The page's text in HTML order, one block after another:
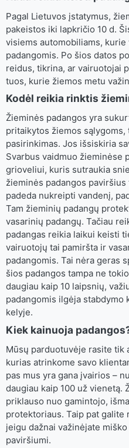
Pagal Lietuvos įstatymus,
pakeistos iki lapkričio 10 d.
visiems automobiliams,
padangomis. Po šios datos
reidus, tikrina, ar vairuotojai
tuos, kurie žiemos metu
Kodėl reikia rinktis
Žieminės padangos yra
pritaikytos žiemos
pasirinkimas. Jos išsiskiria
Svarbus vaidmuo žieminėse
grioveliui, kuris sutraukia
žieminės padangos
padeda nukreipti vandenį,
Tam žieminių padangų
vasarinių padangų. Tačiau
padangas reikia laikui keisti
vairuotojų tai pamiršta ir
padangomis. Tai nėra geras
šios padangos tampa ne
daugiau kaip 10 laipsnių,
padangomis ilgėja stabdymo
kelyje.
Kiek kainuoja
Mūsų parduotuvėje rasite tik
kurias atrinkome savo
pas mus yra gana įvairios –
daugiau kaip 100 už vienetą.
priklauso nuo gamintojo,
protektoriaus. Taip pat galite
jeigu dažnai važinėjate
paviršiumi.